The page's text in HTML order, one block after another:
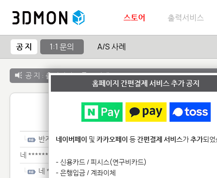
스토어 출력서비스
공 지 1:1 문의 A/S 사례
공 지 : 출력서비스 종료 안내
1:1 문
반지*************
네 ********************
네 ********************
홈페이지 간편결제 서비스 추가 공지
네이버페이 및 카카오페이 등간편결제 서비스가추가되
- 신용카드 / 피시스(연구비카드)
- 은행입금 / 계좌이체